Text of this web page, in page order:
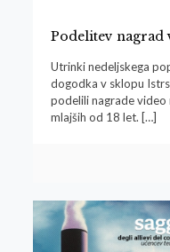
Podelitev nagrad
Utrinki nedeljskega
dogodka v sklopu
podelili nagrade video
mlajših od 18 let. […]